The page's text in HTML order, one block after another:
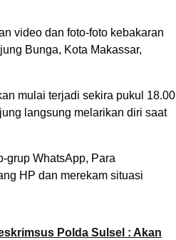
video dan foto-foto kebakaran
Bunga, Kota Makassar,
mulai terjadi sekira pukul 18.00
langsung melarikan diri saat
grup WhatsApp, Para
HP dan merekam situasi
Polda Sulsel : Akan